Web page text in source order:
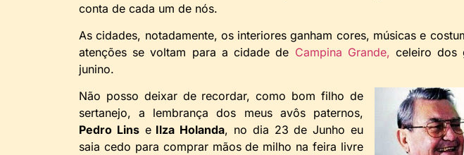
conta de cada um de nós.
As cidades, notadamente, os interiores ganham cores, músicas e
atenções se voltam para a cidade de Campina Grande, celeiro dos
junino.
Não posso deixar de recordar, como bom filho de
sertanejo, a lembrança dos meus avôs paternos,
Pedro LinseIlza Holanda, no dia 23 de Junho eu
saia cedo para comprar mãos de milho na feira livre